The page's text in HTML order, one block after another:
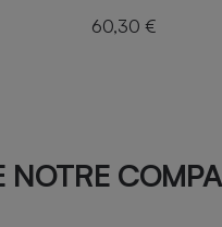
60,30 €